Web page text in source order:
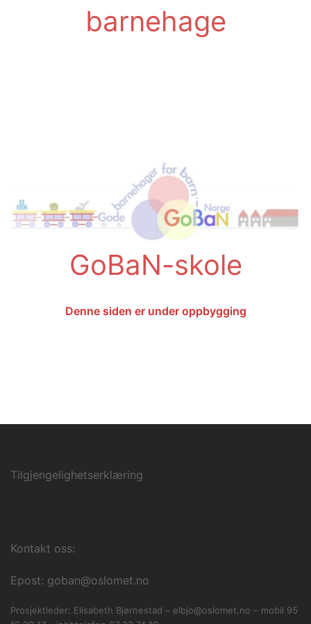
barnehage
GoBaN-skole
Denne siden er under oppbygging
Tilgjengelighetserklæring
Kontakt oss:
Epost: goban@oslomet.no
Prosjektleder: Elisabeth Bjørnestad – elbjo@oslomet.no – mobil 95